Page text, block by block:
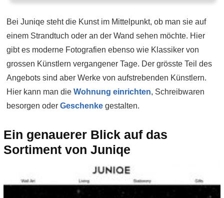
Bei Juniqe steht die Kunst im Mittelpunkt, ob man sie auf
einem Strandtuch oder an der Wand sehen möchte. Hier
gibt es moderne Fotografien ebenso wie Klassiker von
grossen Künstlern vergangener Tage. Der grösste Teil des
Angebots sind aber Werke von aufstrebenden Künstlern.
Hier kann man die Wohnung einrichten, Schreibwaren
besorgen oder Geschenke gestalten.
Ein genauerer Blick auf das
Sortiment von Juniqe